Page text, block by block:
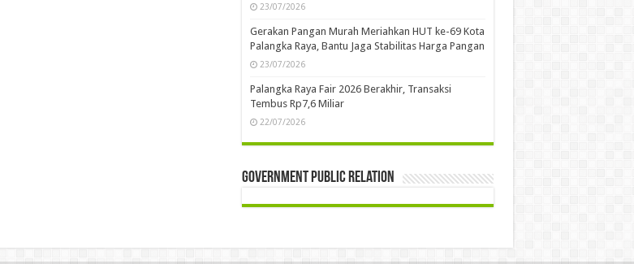
23/07/2026
Gerakan Pangan Murah Meriahkan HUT ke-69 Kota
Palangka Raya, Bantu Jaga Stabilitas Harga Pangan
23/07/2026
Palangka Raya Fair 2026 Berakhir, Transaksi
Tembus Rp7,6 Miliar
22/07/2026
Government Public Relation